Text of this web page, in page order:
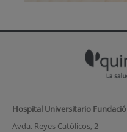
Hospital Universitario
Avda. Reyes Católicos, 2